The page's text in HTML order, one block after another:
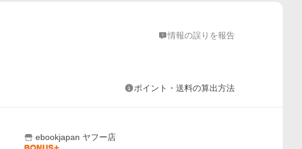
情報の誤りを報告
ポイント・送料の算出方法
ebookjapan ヤフー店